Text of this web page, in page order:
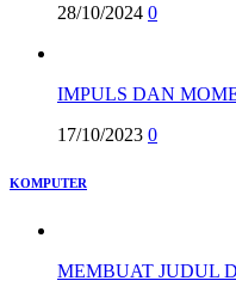
28/10/2024 0
IMPULS DAN
17/10/2023 0
KOMPUTER
MEMBUAT JUDUL